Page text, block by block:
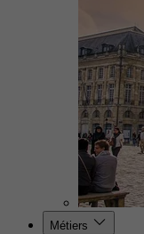
Métiers